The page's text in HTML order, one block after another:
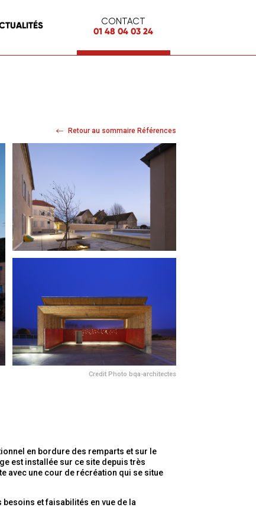
CONTACT
01 48 04 03 24
Retour au sommaire Références
Credit Photo bqa-architectes
en bordure des remparts et sur le
est installée sur ce site depuis très
avec une cour de récréation qui se situe
et faisabilités en vue de la